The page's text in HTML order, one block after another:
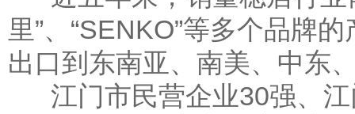
里”、“SENKO”等多个品牌
出口到东南亚、南美、中东
江门市民营企业30强、江